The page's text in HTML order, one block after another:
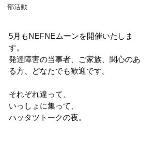
部活動
5月もNEFNEムーンを開催いたしま
す。
発達障害の当事者、ご家族、関心のあ
る方、どなたでも歓迎です。
それぞれ違って、
いっしょに集って、
ハッタツトークの夜。